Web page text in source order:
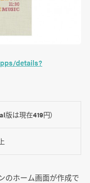
details?
版は現在419円）
のホーム画面が作成で